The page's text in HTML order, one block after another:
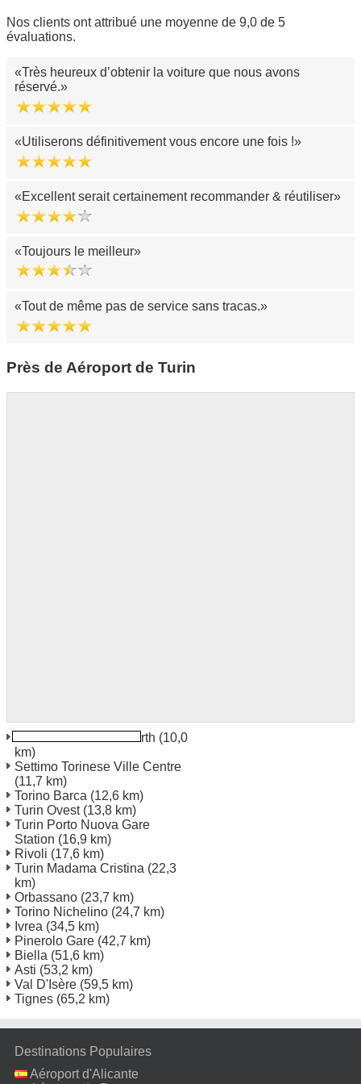
Nos clients ont attribué une moyenne de 9,0 de 5
évaluations.
Très heureux d’obtenir la voiture que nous avons
réservé.
Utiliserons définitivement vous encore une fois !
Excellent serait certainement recommander & réutiliser
Toujours le meilleur
Tout de même pas de service sans tracas.
Près de Aéroport de Turin
Torino Ville Centre North (10,0
km)
Settimo Torinese Ville Centre
(11,7 km)
Torino Barca (12,6 km)
Turin Ovest(13,8 km)
Turin Porto Nuova Gare
Station (16,9 km)
Rivoli (17,6 km)
Turin Madama Cristina (22,3
km)
Orbassano (23,7 km)
Torino Nichelino (24,7 km)
Ivrea (34,5 km)
Pinerolo Gare (42,7 km)
Biella (51,6 km)
Asti (53,2 km)
Val D'Isère (59,5 km)
Tignes (65,2 km)
Destinations Populaires
Aéroport d'Alicante